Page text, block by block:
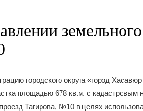
земельного
городского округа «город
площадью 678 кв.м. с кадастровым
Тагирова, №10 в целях